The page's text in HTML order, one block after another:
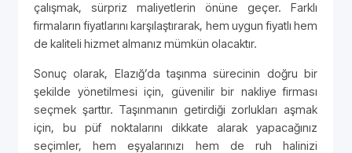
çalışmak, sürpriz maliyetlerin önüne geçer. Farklı
firmaların fiyatlarını karşılaştırarak, hem uygun fiyatlı hem
de kaliteli hizmet almanız mümkün olacaktır.
Sonuç olarak, Elazığ’da taşınma sürecinin doğru bir
şekilde yönetilmesi için, güvenilir bir nakliye firması
seçmek şarttır. Taşınmanın getirdiği zorlukları aşmak
için, bu püf noktalarını dikkate alarak yapacağınız
seçimler, hem eşyalarınızı hem de ruh halinizi